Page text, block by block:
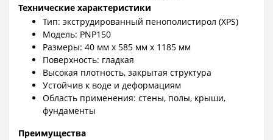
Технические характеристики
Тип: экструдированный пенополистирол (XPS)
Модель: PNP150
Размеры: 40 мм x 585 мм x 1185 мм
Поверхность: гладкая
Высокая плотность, закрытая структура
Устойчив к воде и деформациям
Область применения: стены, полы, крыши,
фундаменты
Преимущества